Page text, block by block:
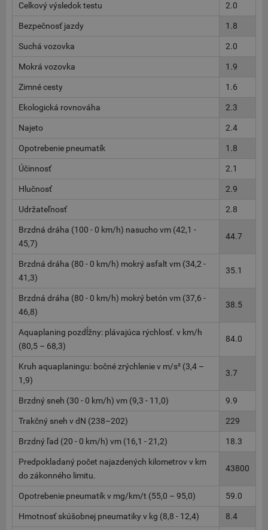
Celkový výsledok testu 2.0
Bezpečnosť jazdy 1.8
Suchá vozovka 2.0
Mokrá vozovka 1.9
Zimné cesty 1.6
Ekologická rovnováha 2.3
Najeto 2.4
Opotrebenie pneumatík 1.8
Účinnosť 2.1
Hlučnosť 2.9
Udržateľnosť 2.8
Brzdná dráha (100 - 0 km/h) nasucho vm (42,1 -
45,7)
44.7
Brzdná dráha (80 - 0 km/h) mokrý asfalt vm (34,2 -
41,3)
35.1
Brzdná dráha (80 - 0 km/h) mokrý betón vm (37,6 -
46,8)
38.5
Aquaplaning pozdĺžny: plávajúca rýchlosť. v km/h
(80,5 – 68,3)
84.0
Kruh aquaplaningu: bočné zrýchlenie v m/s² (3,4 –
1,9)
3.7
Brzdný sneh (30 - 0 km/h) vm (9,3 - 11,0) 9.9
Trakčný sneh v dN (238–202) 229
Brzdný ľad (20 - 0 km/h) vm (16,1 - 21,2) 18.3
Predpokladaný počet najazdených kilometrov v km
do zákonného limitu.
43800
Opotrebenie pneumatík v mg/km/t (55,0 – 95,0) 59.0
Hmotnosť skúšobnej pneumatiky v kg (8,8 - 12,4) 8.4